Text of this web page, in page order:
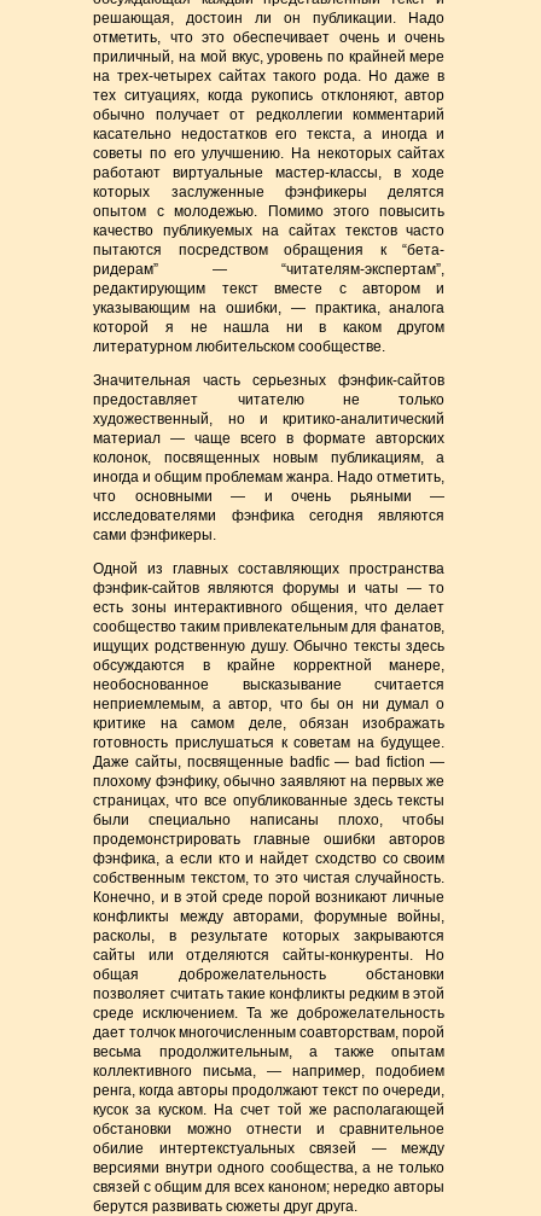
решающая, достоин ли он публикации. Надо
отметить, что это обеспечивает очень и очень
приличный, на мой вкус, уровень по крайней мере
на трех-четырех сайтах такого рода. Но даже в
тех ситуациях, когда рукопись отклоняют, автор
обычно получает от редколлегии комментарий
касательно недостатков его текста, а иногда и
советы по его улучшению. На некоторых сайтах
работают виртуальные мастер-классы, в ходе
которых заслуженные фэнфикеры делятся
опытом с молодежью. Помимо этого повысить
качество публикуемых на сайтах текстов часто
пытаются посредством обращения к “бета-
ридерам” — “читателям-экспертам”,
редактирующим текст вместе с автором и
указывающим на ошибки, — практика, аналога
которой я не нашла ни в каком другом
литературном любительском сообществе.
Значительная часть серьезных фэнфик-сайтов
предоставляет читателю не только
художественный, но и критико-аналитический
материал — чаще всего в формате авторских
колонок, посвященных новым публикациям, а
иногда и общим проблемам жанра. Надо отметить,
что основными — и очень рьяными —
исследователями фэнфика сегодня являются
сами фэнфикеры.
Одной из главных составляющих пространства
фэнфик-сайтов являются форумы и чаты — то
есть зоны интерактивного общения, что делает
сообщество таким привлекательным для фанатов,
ищущих родственную душу. Обычно тексты здесь
обсуждаются в крайне корректной манере,
необоснованное высказывание считается
неприемлемым, а автор, что бы он ни думал о
критике на самом деле, обязан изображать
готовность прислушаться к советам на будущее.
Даже сайты, посвященные badfic — bad fiction —
плохому фэнфику, обычно заявляют на первых же
страницах, что все опубликованные здесь тексты
были специально написаны плохо, чтобы
продемонстрировать главные ошибки авторов
фэнфика, а если кто и найдет сходство со своим
собственным текстом, то это чистая случайность.
Конечно, и в этой среде порой возникают личные
конфликты между авторами, форумные войны,
расколы, в результате которых закрываются
сайты или отделяются сайты-конкуренты. Но
общая доброжелательность обстановки
позволяет считать такие конфликты редким в этой
среде исключением. Та же доброжелательность
дает толчок многочисленным соавторствам, порой
весьма продолжительным, а также опытам
коллективного письма, — например, подобием
ренга, когда авторы продолжают текст по очереди,
кусок за куском. На счет той же располагающей
обстановки можно отнести и сравнительное
обилие интертекстуальных связей — между
версиями внутри одного сообщества, а не только
связей с общим для всех каноном; нередко авторы
берутся развивать сюжеты друг друга.